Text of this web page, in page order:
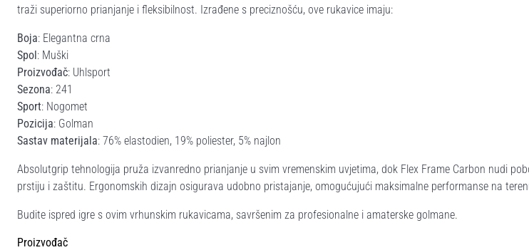
traži superiorno prianjanje i fleksibilnost. Izrađene s preciznošću, ove rukavice imaju:
Boja: Elegantna crna
Spol: Muški
Proizvođač: Uhlsport
Sezona: 241
Sport: Nogomet
Pozicija: Golman
Sastav materijala: 76% elastodien, 19% poliester, 5% najlon
Absolutgrip tehnologija pruža izvanredno prianjanje u svim vremenskim uvjetima, dok Flex Frame Carbon nudi
prstiju i zaštitu. Ergonomskih dizajn osigurava udobno pristajanje, omogućujući maksimalne performanse na
Budite ispred igre s ovim vrhunskim rukavicama, savršenim za profesionalne i amaterske golmane.
Proizvođač